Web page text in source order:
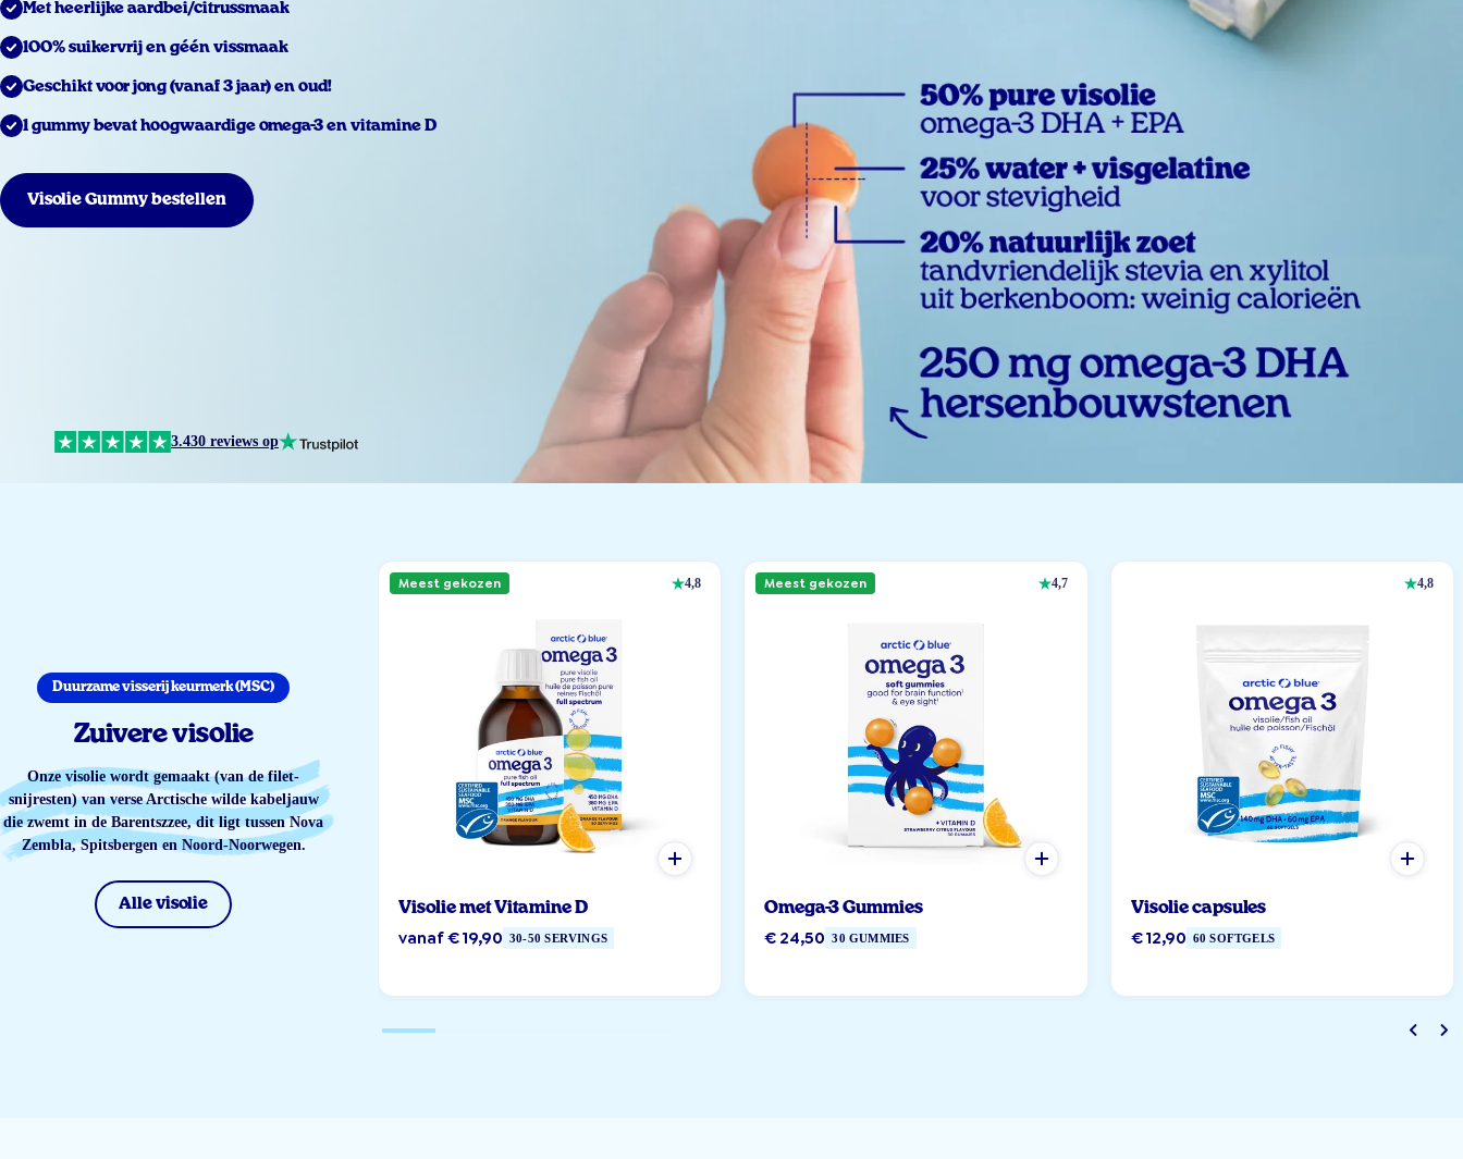
Met heerlijke aardbei/citrussmaak
100% suikervrij en géén vissmaak
Geschikt voor jong (vanaf 3 jaar) en oud!
1 gummy bevat hoogwaardige omega-3 en vitamine D
Visolie Gummy bestellen
3.430 reviews op
Duurzame visserij keurmerk (MSC)
Zuivere visolie
Onze visolie wordt gemaakt (van de filet-
snijresten) van verse Arctische wilde kabeljauw
die zwemt in de Barentszzee, dit ligt tussen Nova
Zembla, Spitsbergen en Noord-Noorwegen.
Alle visolie
Meest gekozen 4,8
Visolie met Vitamine D
vanaf € 19,90 30-50 SERVINGS
Meest gekozen 4,7
Omega-3 Gummies
€ 24,50 30 GUMMIES
4,8
Visolie capsules
€ 12,90 60 SOFTGELS